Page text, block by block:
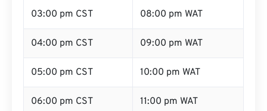
03:00 pm CST 08:00 pm WAT
04:00 pm CST 09:00 pm WAT
05:00 pm CST 10:00 pm WAT
06:00 pm CST 11:00 pm WAT